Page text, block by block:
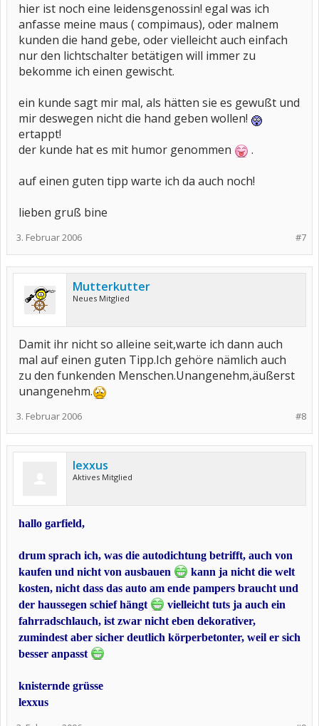
hier ist noch eine leidensgenossin! egal was ich
anfasse meine maus ( compimaus), oder malnem
kunden die hand gebe, oder vielleicht auch einfach
nur den lichtschalter betätigen will immer zu
bekomme ich einen gewischt.
ein kunde sagt mir mal, als hätten sie es gewußt und
mir deswegen nicht die hand geben wollen!
ertappt!
der kunde hat es mit humor genommen
.
auf einen guten tipp warte ich da auch noch!
lieben gruß bine
#7
3. Februar 2006
Mutterkutter
Neues Mitglied
Damit ihr nicht so alleine seit,warte ich dann auch
mal auf einen guten Tipp.Ich gehöre nämlich auch
zu den funkenden Menschen.Unangenehm,äußerst
unangenehm.
#8
3. Februar 2006
lexxus
Aktives Mitglied
hallo garfield,
drum sprach ich, was die autodichtung betrifft, auch von
kaufen und nicht von ausbauen
kann ja nicht die welt
kosten, nicht dass das auto am ende pampers braucht und
der haussegen schief hängt
vielleicht tuts ja auch ein
fahrradschlauch, ist zwar nicht eben dekorativer,
zumindest aber sicher deutlich körperbetonter, weil er sich
besser anpasst
knisternde grüsse
lexxus